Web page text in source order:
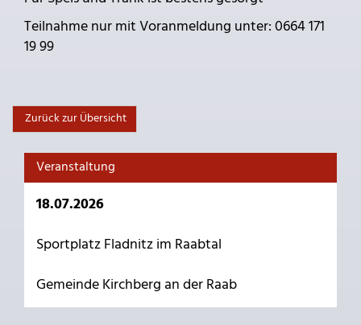
Teilnahme nur mit Voranmeldung unter: 0664 171
19 99
Zurück zur Übersicht
Veranstaltung
18.07.2026
Sportplatz Fladnitz im Raabtal
Gemeinde Kirchberg an der Raab